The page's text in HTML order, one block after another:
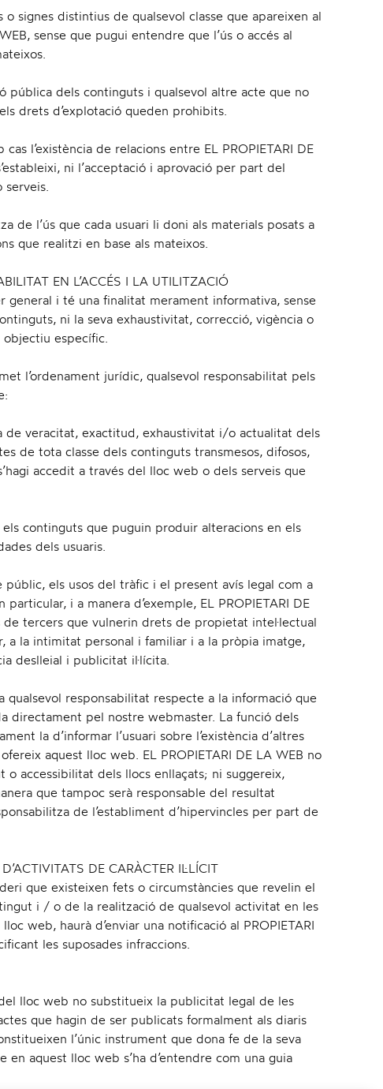
signes distintius de qualsevol classe que apareixen al
sense que pugui entendre que l’ús o accés al
pública dels continguts i qualsevol altre acte que no
drets d’explotació queden prohibits.
l’existència de relacions entre EL PROPIETARI DE
ni l’acceptació i aprovació per part del
serveis.
de l’ús que cada usuari li doni als materials posats a
que realitzi en base als mateixos.
EN L’ACCÉS I LA UTILITZACIÓ
i té una finalitat merament informativa, sense
ni la seva exhaustivitat, correcció, vigència o
específic.
l’ordenament jurídic, qualsevol responsabilitat pels
de veracitat, exactitud, exhaustivitat i/o actualitat dels
de tota classe dels continguts transmesos, difosos,
accedit a través del lloc web o dels serveis que
continguts que puguin produir alteracions en els
dels usuaris.
públic, els usos del tràfic i el present avís legal com a
i a manera d’exemple, EL PROPIETARI DE
tercers que vulnerin drets de propietat intel·lectual
a la intimitat personal i familiar i a la pròpia imatge,
deslleial i publicitat il·lícita.
qualsevol responsabilitat respecte a la informació que
directament pel nostre webmaster. La funció dels
la d’informar l’usuari sobre l’existència d’altres
aquest lloc web. EL PROPIETARI DE LA WEB no
accessibilitat dels llocs enllaçats; ni suggereix,
que tampoc serà responsable del resultat
de l’establiment d’hipervincles per part de
DE CARÀCTER IL·LÍCIT
que existeixen fets o circumstàncies que revelin el
i / o de la realització de qualsevol activitat en les
web, haurà d’enviar una notificació al PROPIETARI
les suposades infraccions.
lloc web no substitueix la publicitat legal de les
que hagin de ser publicats formalment als diaris
l’únic instrument que dona fe de la seva
aquest lloc web s’ha d’entendre com una guia